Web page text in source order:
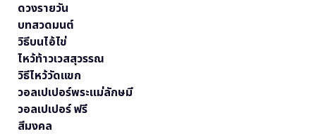
ดวงรายวัน
บทสวดมนต์
วิธีบนไอ้ไข่
ไหว้ท้าวเวสสุวรรณ
วิธีไหว้วัดแขก
วอลเปเปอร์พระแม่ลักษมี
วอลเปเปอร์ ฟรี
สีมงคล